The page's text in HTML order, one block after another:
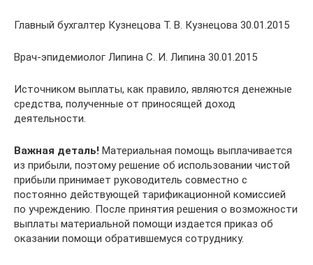
Главный бухгалтер Кузнецова Т. В. Кузнецова 30.01.2015
Врач-эпидемиолог Липина С. И. Липина 30.01.2015
Источником выплаты, как правило, являются денежные
средства, полученные от приносящей доход
деятельности.
Важная деталь! Материальная помощь выплачивается
из прибыли, поэтому решение об использовании чистой
прибыли принимает руководитель совместно с
постоянно действующей тарификационной комиссией
по учреждению. После принятия решения о возможности
выплаты материальной помощи издается приказ об
оказании помощи обратившемуся сотруднику.